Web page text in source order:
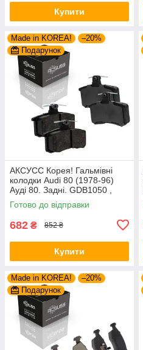
Купити
Made in KOREA!
–20%
Подарунок
АКСУСС Корея! Гальмівні
колодки Audi 80 (1978-96)
Ауді 80. Задні. GDB1050 ,
FDB222
Готово до відправки
682 ₴ 852 ₴
Купити
Made in KOREA!
–20%
Подарунок